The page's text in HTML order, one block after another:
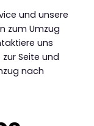
und unsere
zum Umzug
uns
Seite und
nach